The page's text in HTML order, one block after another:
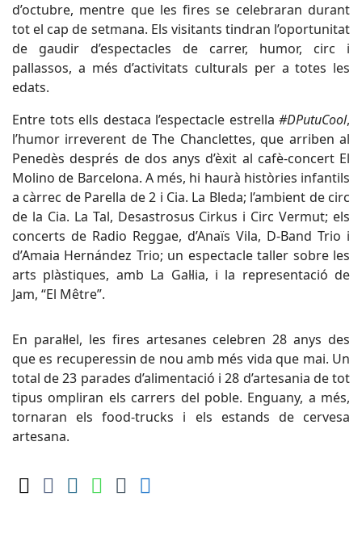
d’octubre, mentre que les fires se celebraran durant
tot el cap de setmana. Els visitants tindran l’oportunitat
de gaudir d’espectacles de carrer, humor, circ i
pallassos, a més d’activitats culturals per a totes les
edats.
Entre tots ells destaca l’espectacle estrella #DPutuCool,
l’humor irreverent de The Chanclettes, que arriben al
Penedès després de dos anys d’èxit al cafè-concert El
Molino de Barcelona. A més, hi haurà històries infantils
a càrrec de Parella de 2 i Cia. La Bleda; l’ambient de circ
de la Cia. La Tal, Desastrosus Cirkus i Circ Vermut; els
concerts de Radio Reggae, d’Anaïs Vila, D-Band Trio i
d’Amaia Hernández Trio; un espectacle taller sobre les
arts plàstiques, amb La Gal·lia, i la representació de
Jam, “El Mêtre”.
En paral·lel, les fires artesanes celebren 28 anys des
que es recuperessin de nou amb més vida que mai. Un
total de 23 parades d’alimentació i 28 d’artesania de tot
tipus ompliran els carrers del poble. Enguany, a més,
tornaran els food-trucks i els estands de cervesa
artesana.